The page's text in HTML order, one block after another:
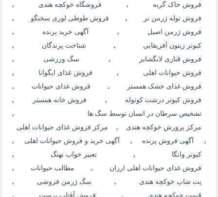
فروش خاک گربه ، فروشگاه خوکچه هندی ،
فروش توله ژرمن نر ، فروش طوطی لوری سخنگو ،
فروش ژرمن اصیل ، آگهی خرید پرنده ،
کبوتر زیتون آفریقایی ، شناخت پرندگان ،
فروش قناری لانگشایر ، سگ ورزشی ،
فروش حیوانات اهلی ، فروش غذای ایگوانا ،
فروش غذای خشک همستر ، فروش غذای حیوانات ،
فروش کبوتر درشت کوتوله ، فروش خانه همستر ،
تشخیص سرطان در انسان توسط سگ ها ،
مرکز پرورش خوکچه هندی ، مرکز فروش غذای حیوانات اهلی
، آگهی فروش پرنده ، آگهی خرید و فروش حیوانات اهلی ،
کبوتر وانگا ، تعبیر خواب نهنگ ،
فروش غذای حیوانات اهلی ارزان ، مطالب حیوانات ،
پت شاپ خوکچه هندی ، سگ ژرمن فروشی ،
قیمت خوکچه هندی فروش آفتاب پرست